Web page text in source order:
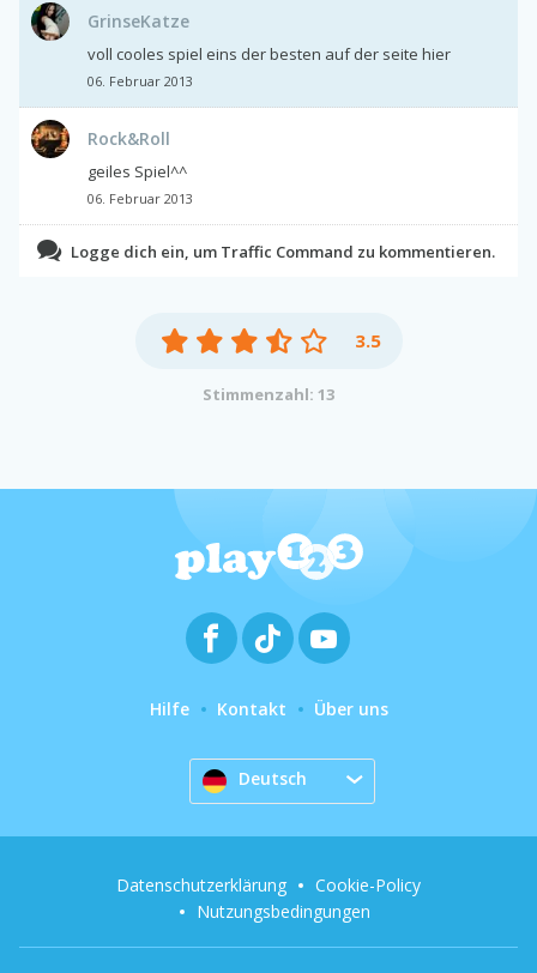
GrinseKatze
voll cooles spiel eins der besten auf der seite hier
06. Februar 2013
Rock&Roll
geiles Spiel^^
06. Februar 2013
Logge dich ein, um Traffic Command zu kommentieren.
3.5
Stimmenzahl: 13
Hilfe Kontakt Über uns
Deutsch
Datenschutzerklärung
Cookie-Policy
Nutzungsbedingungen